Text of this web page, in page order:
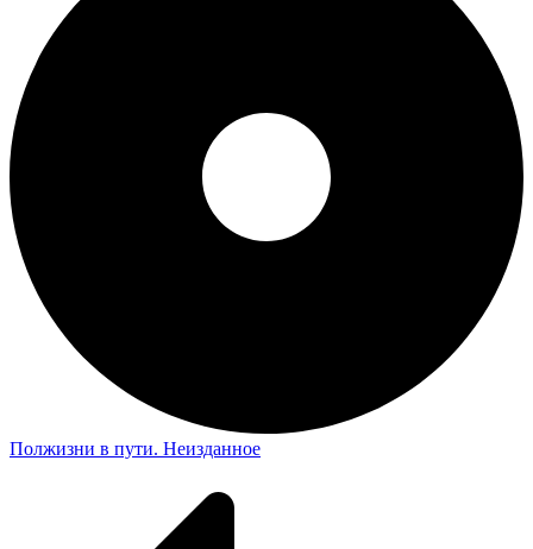
Полжизни в пути. Неизданное